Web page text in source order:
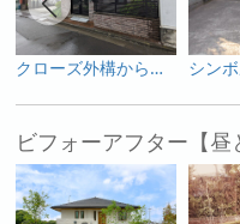
クローズ外構からオープン感を出しつつプライベートも確保した使いやすい外構へ
ビフォーアフター【